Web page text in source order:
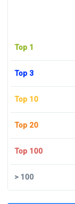
Top 1
Top 3
Top 10
Top 20
Top 100
>100